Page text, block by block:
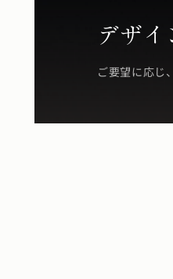
デザ
ご要望に応じ